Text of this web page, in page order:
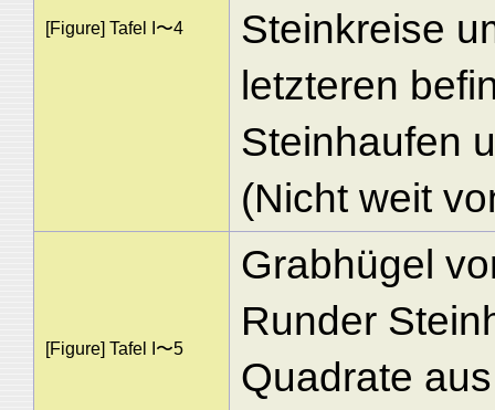
[Figure] Tafel I〜4
Steinkreise
letzteren
Steinhaufen
(Nicht weit
[Figure] Tafel I〜5
Grabhügel
Runder
Quadrate